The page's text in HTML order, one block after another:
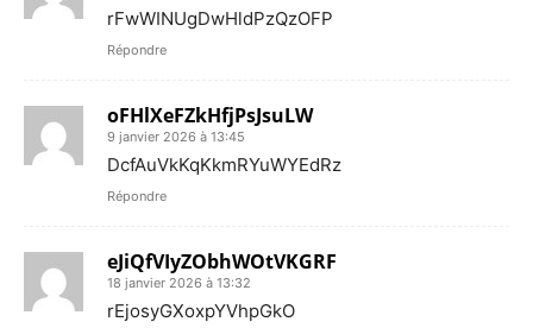
rFwWINUgDwHldPzQzOFP
Répondre
oFHlXeFZkHfjPsJsuLW
9 janvier 2026 à 13:45
DcfAuVkKqKkmRYuWYEdRz
Répondre
eJiQfVIyZObhWOtVKGRF
18 janvier 2026 à 13:32
rEjosyGXoxpYVhpGkO